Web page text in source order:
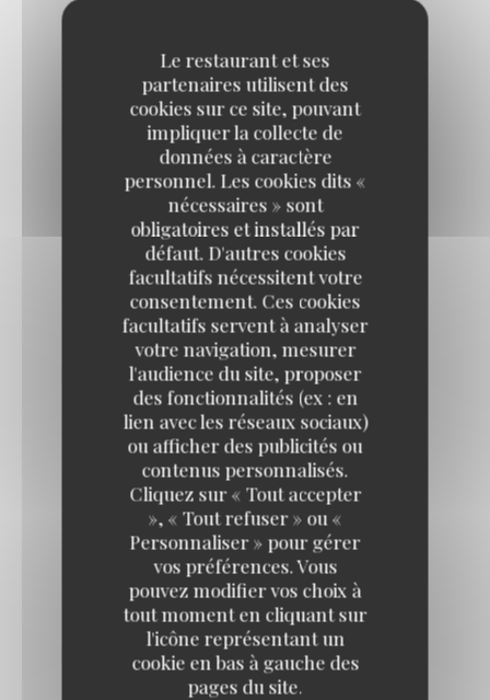
Le restaurant et ses
partenaires utilisent des
cookies sur ce site, pouvant
impliquer la collecte de
données à caractère
personnel. Les cookies dits «
nécessaires » sont
obligatoires et installés par
défaut. D'autres cookies
facultatifs nécessitent votre
consentement. Ces cookies
facultatifs servent à analyser
votre navigation, mesurer
l'audience du site, proposer
des fonctionnalités (ex : en
lien avec les réseaux sociaux)
ou afficher des publicités ou
contenus personnalisés.
Cliquez sur « Tout accepter
», « Tout refuser » ou «
Personnaliser » pour gérer
vos préférences. Vous
pouvez modifier vos choix à
tout moment en cliquant sur
l'icône représentant un
cookie en bas à gauche des
pages du site.
135,00 EUR
DEUTZ BRUT ROSÉ
150,00 EUR
DEUTZ BLANC DE BLANCS
175,00 EUR
DEUTZ BRUT MAGNUM
255,00 EUR
AMOUR DE DEUTZ
235,00 EUR
BILLECART-SALMON SOUS BOIS
165,00 EUR
BILLECART-SALMON BLANC DE BLANCS
215,00 EUR
OUISTITI Paris